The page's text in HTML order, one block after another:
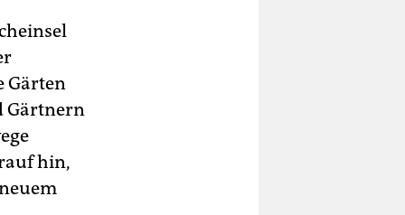
Gärten
Gärtnern
hin,